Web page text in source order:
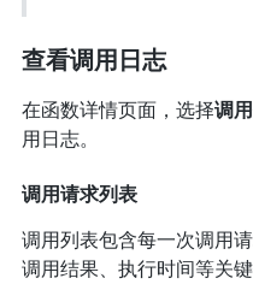
查看调用日志
在函数详情页面，选择调
用日志。
调用请求列表
调用列表包含每一次调用
调用结果、执行时间等关键